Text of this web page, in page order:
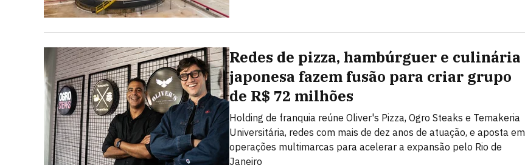
Redes de pizza, hambúrguer e culinária
japonesa fazem fusão para criar grupo
de R$ 72 milhões
Holding de franquia reúne Oliver's Pizza, Ogro Steaks e Temakeria
Universitária, redes com mais de dez anos de atuação, e aposta em
operações multimarcas para acelerar a expansão pelo Rio de
Janeiro